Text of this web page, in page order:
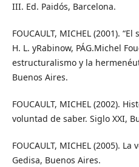
III. Ed. Paidós, Barcelona.
FOUCAULT, MICHEL (2001).
H. L. yRabinow, PÁG.Michel
estructuralismo y la
Buenos Aires.
FOUCAULT, MICHEL (2002).
voluntad de saber. Siglo XXI,
FOUCAULT, MICHEL (2005).
Gedisa, Buenos Aires.